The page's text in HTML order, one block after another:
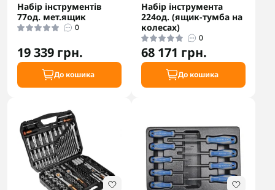
Набір інструментів
77од. мет.ящик
0
19 339 грн.
До кошика
Набір інструмента
224од. (ящик-тумба на
колесах)
0
68 171 грн.
До кошика